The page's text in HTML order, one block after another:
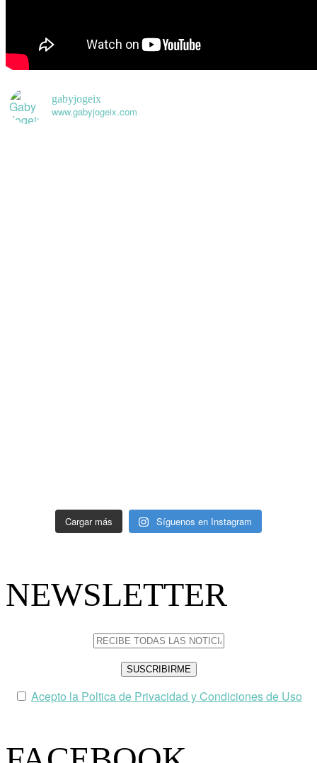
gabyjogeix
www.gabyjogeix.com
Cargar más Síguenos en Instagram
NEWSLETTER
Acepto la Poltica de Privacidad y Condiciones de Uso